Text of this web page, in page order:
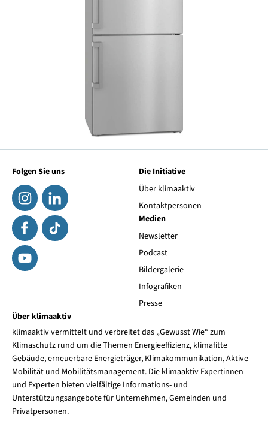
Folgen Sie uns
Die Initiative
Über klimaaktiv
Kontaktpersonen
Medien
Newsletter
Podcast
Bildergalerie
Infografiken
Presse
Über klimaaktiv
klimaaktiv vermittelt und verbreitet das „Gewusst Wie“ zum
Klimaschutz rund um die Themen Energieeffizienz, klimafitte
Gebäude, erneuerbare Energieträger, Klimakommunikation, Aktive
Mobilität und Mobilitätsmanagement. Die klimaaktiv Expertinnen
und Experten bieten vielfältige Informations- und
Unterstützungsangebote für Unternehmen, Gemeinden und
Privatpersonen.